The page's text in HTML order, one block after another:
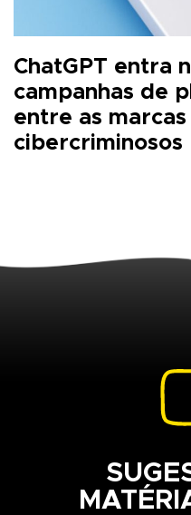
ChatGPT entra
campanhas de
entre as
cibercriminosos